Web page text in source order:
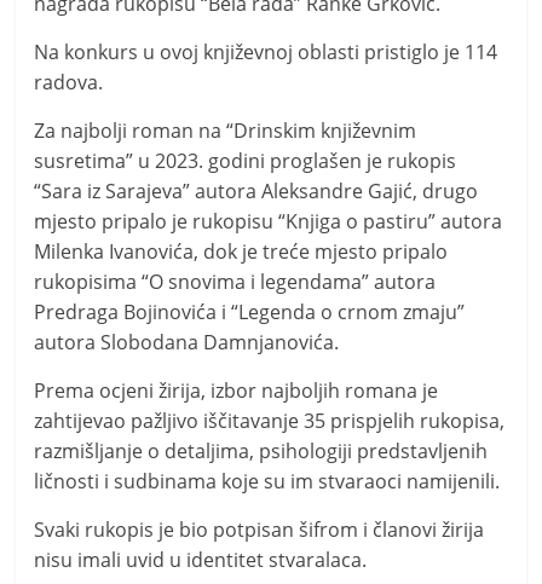
Na konkurs u ovoj književnoj oblasti pristiglo je 114
radova.
Za najbolji roman na “Drinskim književnim
susretima” u 2023. godini proglašen je rukopis
“Sara iz Sarajeva” autora Aleksandre Gajić, drugo
mjesto pripalo je rukopisu “Knjiga o pastiru” autora
Milenka Ivanovića, dok je treće mjesto pripalo
rukopisima “O snovima i legendama” autora
Predraga Bojinovića i “Legenda o crnom zmaju”
autora Slobodana Damnjanovića.
Prema ocjeni žirija, izbor najboljih romana je
zahtijevao pažljivo iščitavanje 35 prispjelih rukopisa,
razmišljanje o detaljima, psihologiji predstavljenih
ličnosti i sudbinama koje su im stvaraoci namijenili.
Svaki rukopis je bio potpisan šifrom i članovi žirija
nisu imali uvid u identitet stvaralaca.